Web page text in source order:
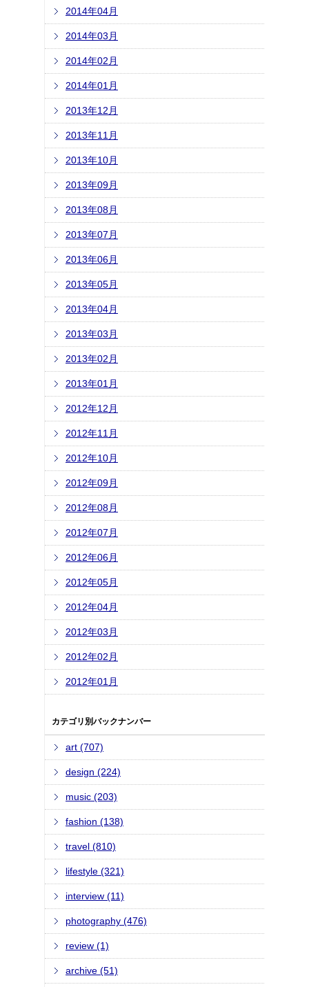
2014年04月
2014年03月
2014年02月
2014年01月
2013年12月
2013年11月
2013年10月
2013年09月
2013年08月
2013年07月
2013年06月
2013年05月
2013年04月
2013年03月
2013年02月
2013年01月
2012年12月
2012年11月
2012年10月
2012年09月
2012年08月
2012年07月
2012年06月
2012年05月
2012年04月
2012年03月
2012年02月
2012年01月
カテゴリ別バックナンバー
art (707)
design (224)
music (203)
fashion (138)
travel (810)
lifestyle (321)
interview (11)
photography (476)
review (1)
archive (51)